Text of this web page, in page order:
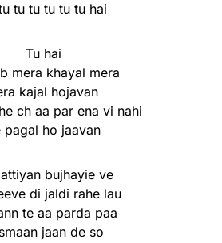
tu tu tu tu tu hai
Tu hai
mera khayal mera
kajal hojavan
ch aa par ena vi nahi
pagal ho jaavan
bujhayie ve
di jaldi rahe lau
te aa parda paa
jaan de so